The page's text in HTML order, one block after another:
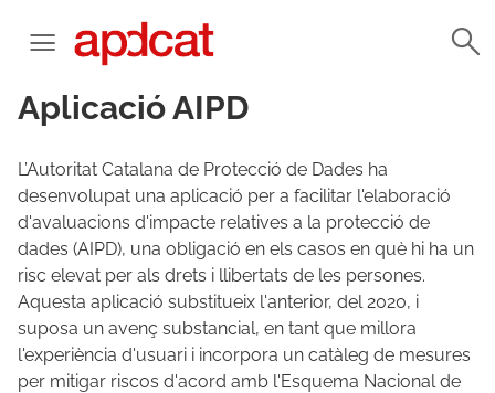
Aplicació AIPD
L’Autoritat Catalana de Protecció de Dades ha
desenvolupat una aplicació per a facilitar l'elaboració
d'avaluacions d'impacte relatives a la protecció de
dades (AIPD), una obligació en els casos en què hi ha un
risc elevat per als drets i llibertats de les persones.
Aquesta aplicació substitueix l'anterior, del 2020, i
suposa un avenç substancial, en tant que millora
l'experiència d'usuari i incorpora un catàleg de mesures
per mitigar riscos d'acord amb l'Esquema Nacional de